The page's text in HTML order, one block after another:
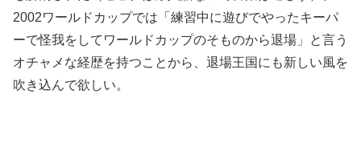
2002ワールドカップでは「練習中に遊びでやったキーパ
ーで怪我をしてワールドカップのそものから退場」と言う
オチャメな経歴を持つことから、退場王国にも新しい風を
吹き込んで欲しい。